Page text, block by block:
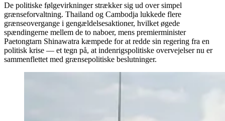
De politiske følgevirkninger strækker sig ud over simpel
grænseforvaltning. Thailand og Cambodja lukkede flere
grænseovergange i gengældelsesaktioner, hvilket øgede
spændingerne mellem de to naboer, mens premierminister
Paetongtarn Shinawatra kæmpede for at redde sin regering fra en
politisk krise — et tegn på, at indenrigspolitiske overvejelser nu er
sammenflettet med grænsepolitiske beslutninger.